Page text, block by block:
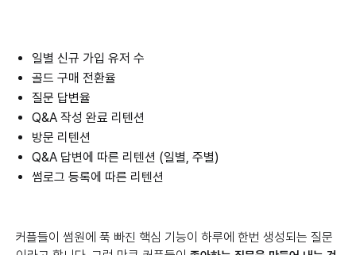
일별 신규 가입 유저 수
골드 구매 전환율
질문 답변율
Q&A 작성 완료 리텐션
방문 리텐션
Q&A 답변에 따른 리텐션 (일별, 주별)
썸로그 등록에 따른 리텐션
커플들이 썸원에 푹 빠진 핵심 기능이 하루에 한번 생성되는 질문